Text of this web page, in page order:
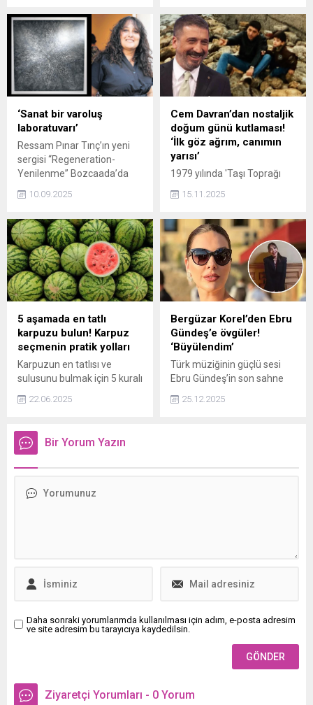
gezdiriyor. Bu sayının
kapağında M.Ö. 3. yüzyılda
Seleukos Kralı II. Antiokhos
tarafından eşi Laodike adına
kurulan Laodikeia Antik
Kenti var.
şarkısının ardındaki sürpriz
isim ortaya çıktı.
‘Sanat bir varoluş
laboratuvarı’
Ressam Pınar Tınç’ın yeni
sergisi “Regeneration-
Yenilenme” Bozcaada’da
beden üzerine düşünen
karanlığından korkmayın,
çünkü orada yeni bir
varoluşun tohumları gizli”
diyor.
10.09.2025
Cem Davran’dan nostaljik
doğum günü kutlaması!
‘İlk göz ağrım, canımın
yarısı’
1979 yılında 'Taşı Toprağı
oyunculuğa adım atan Cem
başrolü paylaştığı 'Ruhsar'
(1998-2001) dizisiyle
hafızalarda yer etti. Dizilerin
yanı sıra çok sayıda tiyatro
oyunu ve filmde rol alan
Davran, oğlu Can'ın doğum
gününü nostaljik bir kareyle
kutladı.
15.11.2025
5 aşamada en tatlı
karpuzu bulun! Karpuz
seçmenin pratik yolları
Karpuzun en tatlısı ve
sulusunu bulmak için 5 kuralı
pratik püf noktalarını sizin
22.06.2025
Bergüzar Korel’den Ebru
Gündeş’e övgüler!
‘Büyülendim’
Türk müziğinin güçlü sesi
Ebru Gündeş’in son sahne
büyük beğeni topladı.
25.12.2025
Bir Yorum Yazın
Daha sonraki yorumlarımda kullanılması için adım, e-posta adresim
ve site adresim bu tarayıcıya kaydedilsin.
Ziyaretçi Yorumları - 0 Yorum